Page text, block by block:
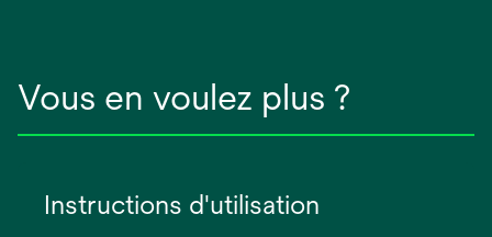
Vous en voulez plus ?
Instructions d'utilisation